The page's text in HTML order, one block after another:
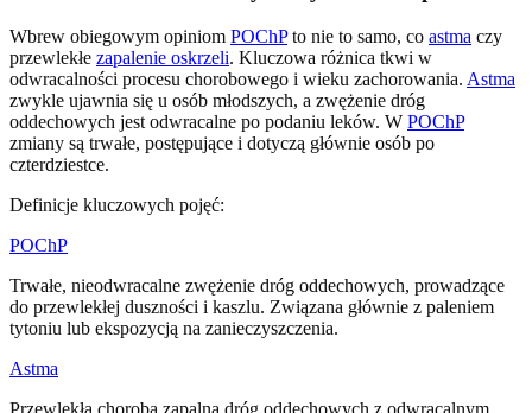
Wbrew obiegowym opiniom POChPto nie to samo, co astma czy
przewlekłe zapalenie oskrzeli. Kluczowa różnica tkwi w
odwracalności procesu chorobowego i wieku zachorowania. Astma
zwykle ujawnia się u osób młodszych, a zwężenie dróg
oddechowych jest odwracalne po podaniu leków. W POChP
zmiany są trwałe, postępujące i dotyczą głównie osób po
czterdziestce.
Definicje kluczowych pojęć:
POChP
Trwałe, nieodwracalne zwężenie dróg oddechowych, prowadzące
do przewlekłej duszności i kaszlu. Związana głównie z paleniem
tytoniu lub ekspozycją na zanieczyszczenia.
Astma
Przewlekła choroba zapalna dróg oddechowych z odwracalnym